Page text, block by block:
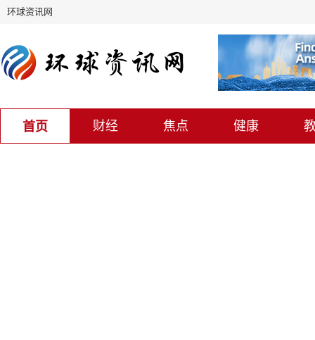
环球资讯网
首页 财经 焦点 健康